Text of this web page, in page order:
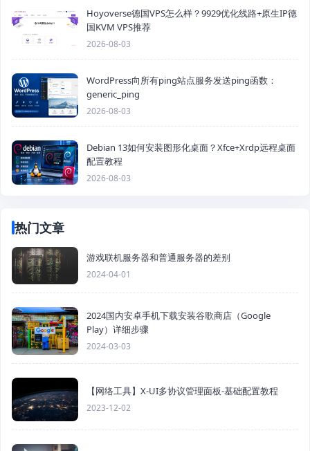
Hoyoverse德国VPS怎么样？9929优化线路+原生IP德
国KVM VPS推荐
2026-08-03
WordPress向所有ping站点服务发送ping函数：
generic_ping
2026-08-03
Debian 13如何安装图形化桌面？Xfce+Xrdp远程桌面
配置教程
2026-08-03
热门文章
游戏联机服务器和普通服务器的差别
2024-04-01
2024国内安卓手机下载安装谷歌商店（Google
Play）详细步骤
2024-03-03
【网络工具】X-UI多协议管理面板-基础配置教程
2023-12-02